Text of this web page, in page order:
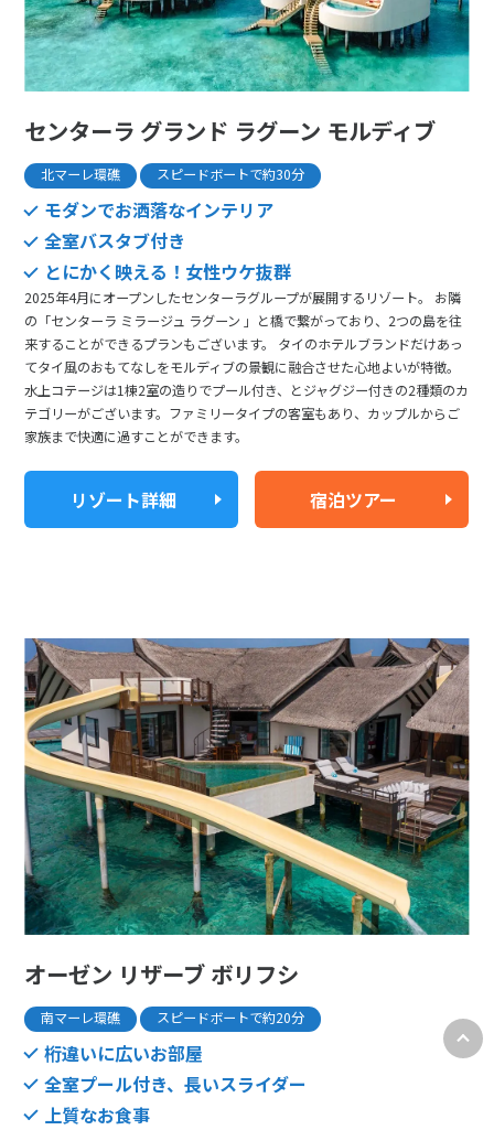
センターラ グランド ラグーン モルディブ
北マーレ環礁 スピードボートで約30分
モダンでお洒落なインテリア
全室バスタブ付き
とにかく映える！女性ウケ抜群
2025年4月にオープンしたセンターラグループが展開するリゾート。 お隣
の「センターラ ミラージュ ラグーン 」と橋で繋がっており、2つの島を往
来することができるプランもございます。 タイのホテルブランドだけあっ
てタイ風のおもてなしをモルディブの景観に融合させた心地よいが特徴。
水上コテージは1棟2室の造りでプール付き、とジャグジー付きの2種類のカ
テゴリーがございます。ファミリータイプの客室もあり、カップルからご
家族まで快適に過すことができます。
リゾート詳細 宿泊ツアー
オーゼン リザーブ ボリフシ
南マーレ環礁 スピードボートで約20分
桁違いに広いお部屋
全室プール付き、長いスライダー
上質なお食事